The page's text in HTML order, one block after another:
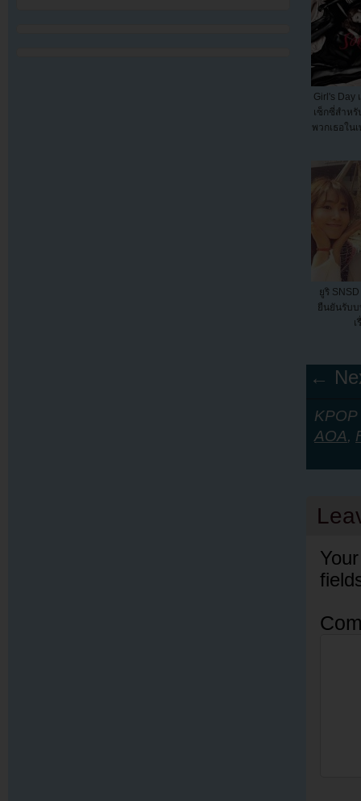
Girl's Day
เซ็กซี่สำห
พวกเธอใน
ยูริ
ยืนยันรับบ
←
AOA,